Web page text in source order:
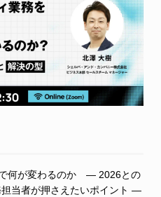
何が変わるのか ― 2026との
当者が押さえたいポイント ―